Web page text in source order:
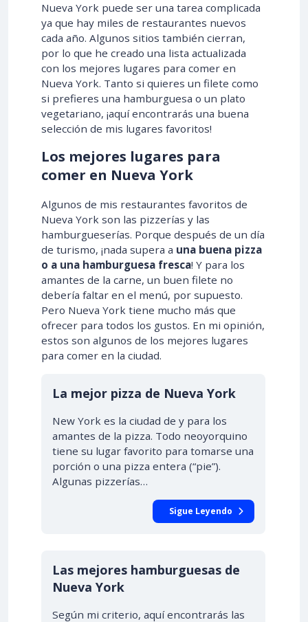
Nueva York puede ser una tarea complicada
ya que hay miles de restaurantes nuevos
cada año. Algunos sitios también cierran,
por lo que he creado una lista actualizada
con los mejores lugares para comer en
Nueva York. Tanto si quieres un filete como
si prefieres una hamburguesa o un plato
vegetariano, ¡aquí encontrarás una buena
selección de mis lugares favoritos!
Los mejores lugares para
comer en Nueva York
Algunos de mis restaurantes favoritos de
Nueva York son las pizzerías y las
hamburgueserías. Porque después de un día
de turismo, ¡nada supera a una buena pizza
o a una hamburguesa fresca! Y para los
amantes de la carne, un buen filete no
debería faltar en el menú, por supuesto.
Pero Nueva York tiene mucho más que
ofrecer para todos los gustos. En mi opinión,
estos son algunos de los mejores lugares
para comer en la ciudad.
La mejor pizza de Nueva York
New York es la ciudad de y para los
amantes de la pizza. Todo neoyorquino
tiene su lugar favorito para tomarse una
porción o una pizza entera (“pie”).
Algunas pizzerías…
Sigue Leyendo
Las mejores hamburguesas de
Nueva York
Según mi criterio, aquí encontrarás las